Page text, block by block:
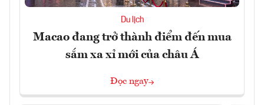
Du lịch
Macao đang trở thành điểm đến mua
sắm xa xỉ mới của châu Á
Đọc ngay